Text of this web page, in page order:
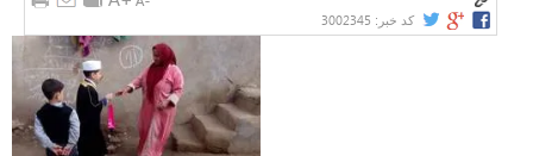
کد خبر: 3002345